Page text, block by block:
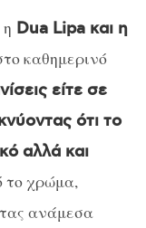
Dua Lipa και η
καθημερινό
είτε σε
ότι το
αλλά και
το χρώμα,
ανάμεσα